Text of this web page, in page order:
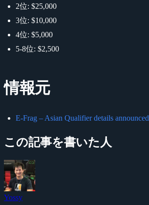
2位: $25,000
3位: $10,000
4位: $5,000
5-8位: $2,500
情報元
E-Frag – Asian Qualifier details announced
この記事を書いた人
Yossy